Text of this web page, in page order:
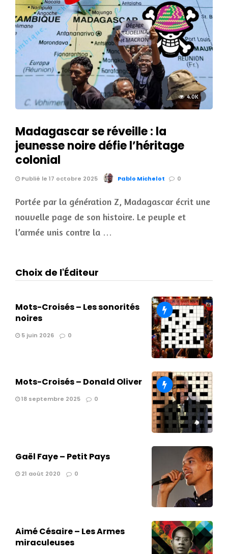
4.0K
Madagascar se réveille : la
jeunesse noire défie l’héritage
colonial
Publié le 17 octobre 2025 Pablo Michelot 0
Portée par la génération Z, Madagascar écrit une
nouvelle page de son histoire. Le peuple et
l’armée unis contre la …
Choix de l'Éditeur
Mots-Croisés – Les sonorités
noires
5 juin 2026 0
Mots-Croisés – Donald Oliver
18 septembre 2025 0
Gaël Faye – Petit Pays
21 août 2020 0
Aimé Césaire – Les Armes
miraculeuses